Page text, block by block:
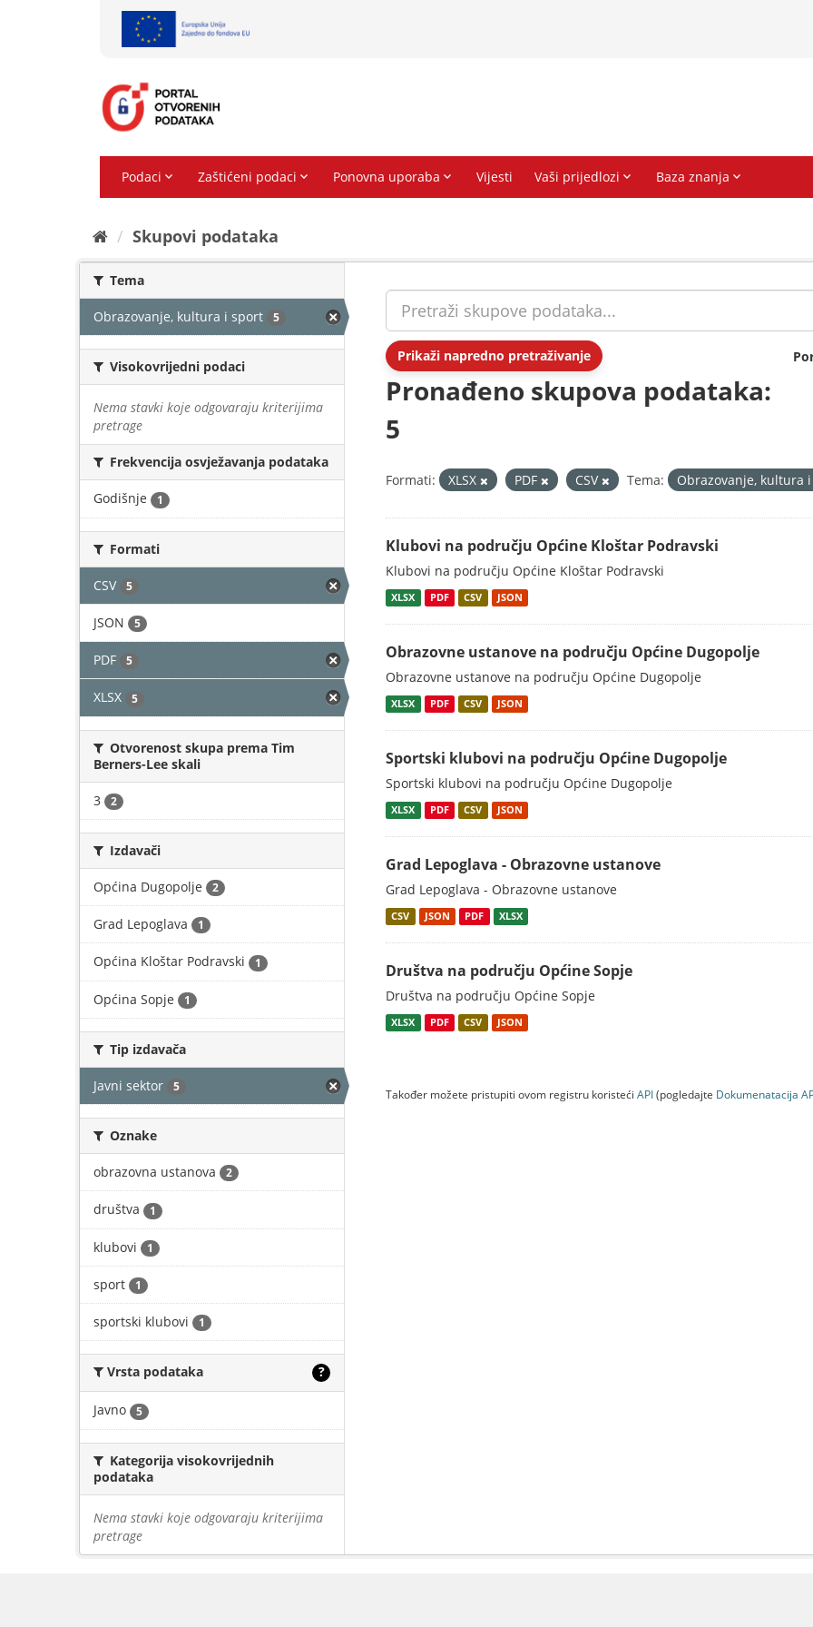
Skupovi podаtаkа
Tema
Obrazovanje, kultura i sport 5
Visokovrijedni podaci
Nema stavki koje odgovaraju kriterijima
pretrage
Frekvencija osvježavanja podataka
Godišnje 1
Formati
CSV 5
JSON 5
PDF 5
XLSX 5
Otvorenost skupa prema Tim
Berners-Lee skali
3 2
Izdavači
Općina Dugopolje 2
Grad Lepoglava 1
Općina Kloštar Podravski 1
Općina Sopje 1
Tip izdavača
Javni sektor 5
Oznake
obrazovna ustanova 2
društva 1
klubovi 1
sport 1
sportski klubovi 1
Vrsta podataka ?
Javno 5
Kategorija visokovrijednih
podataka
Nema stavki koje odgovaraju kriterijima
pretrage
Prikaži napredno pretraživanje
Pronađeno skupova podataka:
5
Formati: XLSX PDF CSV Tema: Obrazovanje, kultura
Klubovi na području Općine Kloštar Podravski
Klubovi na području Općine Kloštar Podravski
XLSX PDF CSV JSON
Obrazovne ustanove na području Općine Dugopolje
Obrazovne ustanove na području Općine Dugopolje
XLSX PDF CSV JSON
Sportski klubovi na području Općine Dugopolje
Sportski klubovi na području Općine Dugopolje
XLSX PDF CSV JSON
Grad Lepoglava - Obrazovne ustanove
Grad Lepoglava - Obrazovne ustanove
CSV JSON PDF XLSX
Društva na području Općine Sopje
Društva na području Općine Sopje
XLSX PDF CSV JSON
Također možete pristupiti ovom registru koristeći API(pogledajte Dokumenаtаcijа